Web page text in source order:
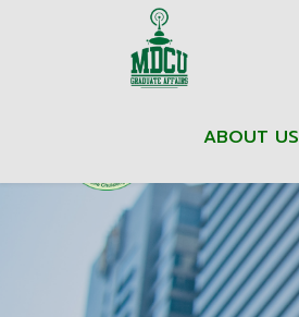
ABOUT US